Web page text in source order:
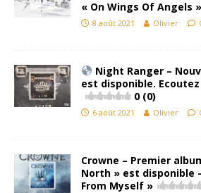
« On Wings Of Angels »
8 août 2021 Olivier
Night Ranger –
est disponible.
0 (0)
6 août 2021 Olivier
Crowne – Premier
North » est disponible
From Myself »